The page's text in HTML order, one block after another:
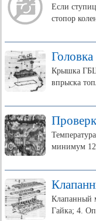
Если
стопор
Крышка ГБЦ
впрыска
минимум
Клапанный
Гайка; 4.